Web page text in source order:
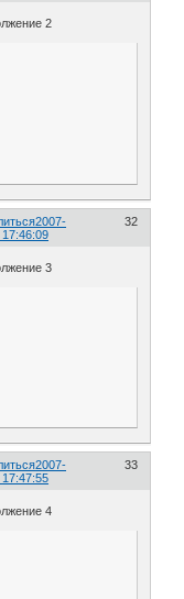
2
32
2007-
3
33
2007-
4